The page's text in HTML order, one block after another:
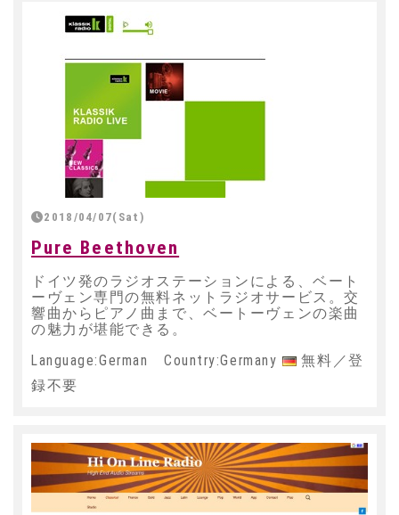
2018/04/07(Sat)
Pure Beethoven
ドイツ発のラジオステーションによる、ベート
ーヴェン専門の無料ネットラジオサービス。交
響曲からピアノ曲まで、ベートーヴェンの楽曲
の魅力が堪能できる。
Language:German Country:Germany
無料／登
録不要